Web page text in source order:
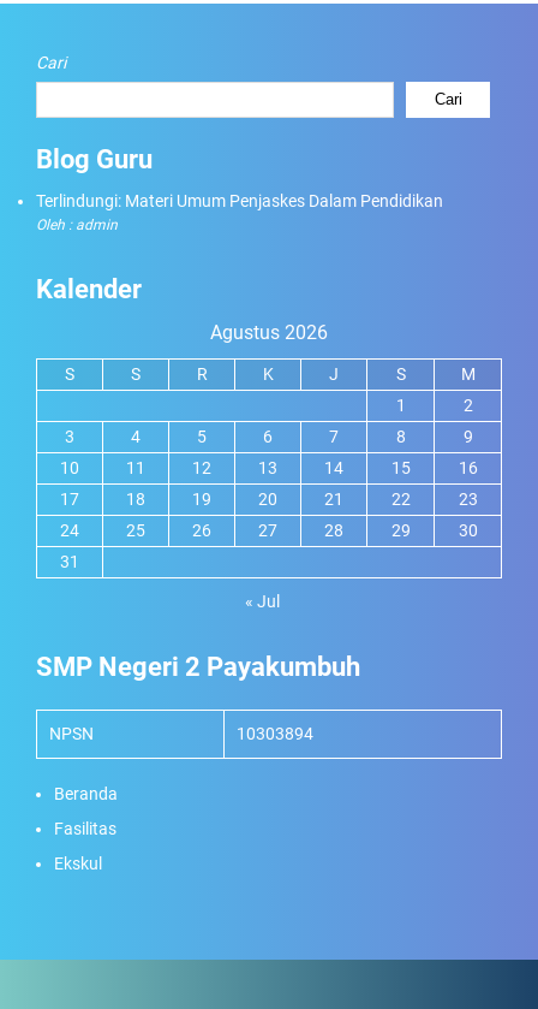
Cari
Cari
Blog Guru
Terlindungi: Materi Umum Penjaskes Dalam Pendidikan
Oleh : admin
Kalender
Agustus 2026
S S R K J S
M
1
2
3
4 5 6 7 8
9
10
11 12 13 14 15
16
17
18 19 20 21 22
23
24
25 26 27 28 29
30
31
« Jul
SMP Negeri 2 Payakumbuh
NPSN 10303894
Beranda
Fasilitas
Ekskul